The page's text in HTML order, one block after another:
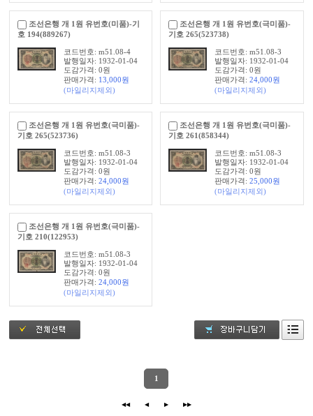
조선은행 개 1원 유번호(미품)-기
호 194(889267)
코드번호: m51.08-4
발행일자: 1932-01-04
도감가격: 0원
판매가격: 13,000원
(마일리지제외)
조선은행 개 1원 유번호(극미품)-
기호 265(523738)
코드번호: m51.08-3
발행일자: 1932-01-04
도감가격: 0원
판매가격: 24,000원
(마일리지제외)
조선은행 개 1원 유번호(극미품)-
기호 265(523736)
코드번호: m51.08-3
발행일자: 1932-01-04
도감가격: 0원
판매가격: 24,000원
(마일리지제외)
조선은행 개 1원 유번호(극미품)-
기호 261(858344)
코드번호: m51.08-3
발행일자: 1932-01-04
도감가격: 0원
판매가격: 25,000원
(마일리지제외)
조선은행 개 1원 유번호(극미품)-
기호 210(122953)
코드번호: m51.08-3
발행일자: 1932-01-04
도감가격: 0원
판매가격: 24,000원
(마일리지제외)
◀◀ ◀
1
▶ ▶▶